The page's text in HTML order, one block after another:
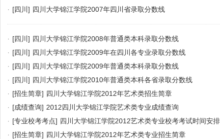
· [四川] 四川大学锦江学院2007年四川省录取分数线
· [四川] 四川大学锦江学院2008年普通类本科录取分数线
· [四川] 四川大学锦江学院2009年在四川各专业录取分数线
· [四川] 四川大学锦江学院2009年普通类本科录取分数线
· [四川] 四川大学锦江学院2010年普通类本科各省录取分数线
· [招生简章] 四川大学锦江学院2012年艺术类招生简章
· [成绩查询] 2012四川大学锦江学院艺术类专业成绩查询
· [专业校考考点] 四川大学锦江学院2012艺术类专业校考考试时间安排
· [招生简章] 四川大学锦江学院2012年艺术类专业招生简章